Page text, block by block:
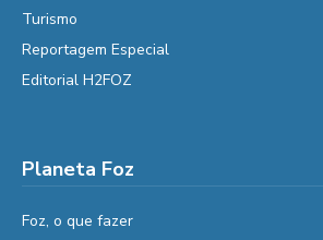
Turismo
Reportagem Especial
Editorial H2FOZ
Planeta Foz
Foz, o que fazer